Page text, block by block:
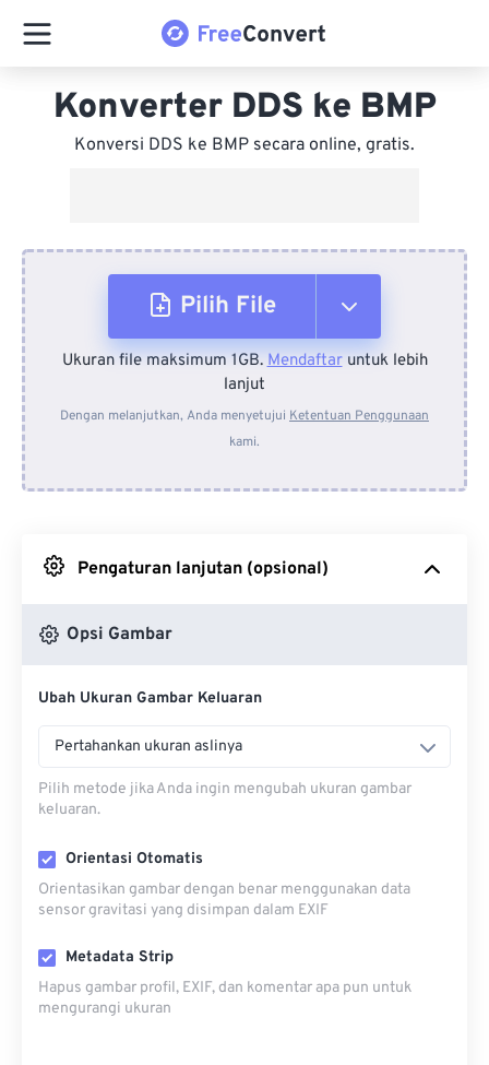
Konverter DDS ke BMP
Konversi DDS ke BMP secara online, gratis.
Pilih File
Dari Perangkat
Dari Dropbox
Ukuran file maksimum 1GB.Mendaftaruntuk lebih
lanjut
Dengan melanjutkan, Anda menyetujui Ketentuan Penggunaan
kami.
Pengaturan lanjutan (opsional)
Opsi Gambar
Ubah Ukuran Gambar Keluaran
Pertahankan ukuran aslinya
Pilih metode jika Anda ingin mengubah ukuran gambar
keluaran.
Orientasi Otomatis
Orientasikan gambar dengan benar menggunakan data
sensor gravitasi yang disimpan dalam EXIF
Metadata Strip
Hapus gambar profil, EXIF, dan komentar apa pun untuk
mengurangi ukuran